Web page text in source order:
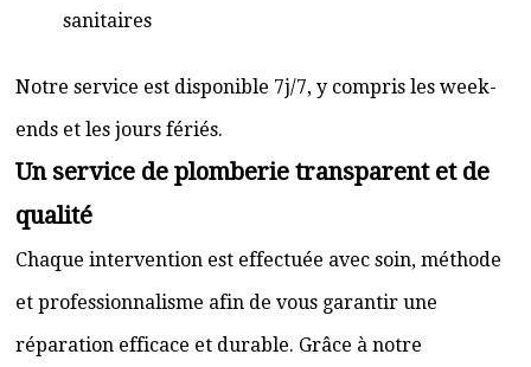
sanitaires
Notre service est disponible 7j/7, y compris les week-
ends et les jours fériés.
Un service de plomberie transparent et de
qualité
Chaque intervention est effectuée avec soin, méthode
et professionnalisme afin de vous garantir une
réparation efficace et durable. Grâce à notre